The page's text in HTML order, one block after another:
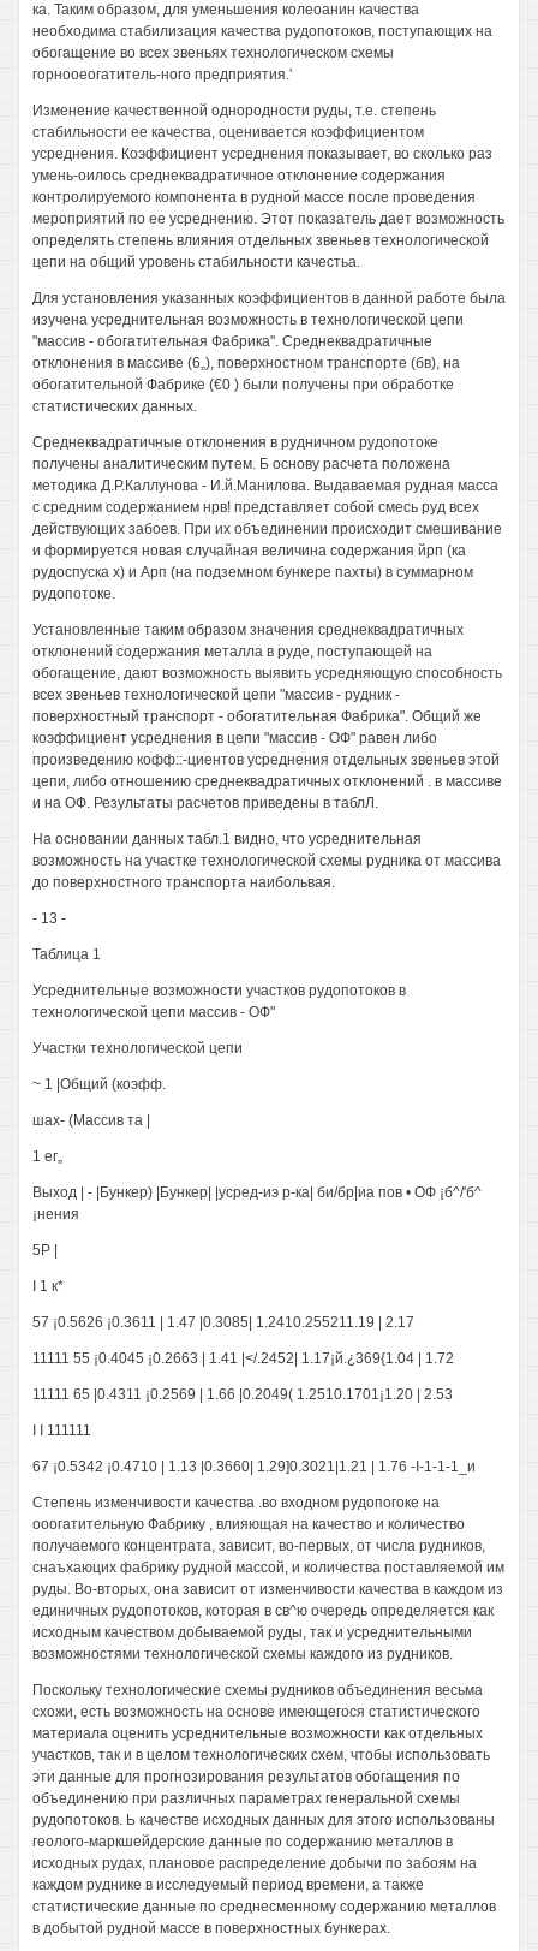
ка. Таким образом, для уменьшения колеоанин качества
необходима стабилизация качества рудопотоков, поступающих на
обогащение во всех звеньях технологическом схемы
горнооеогатитель-ного предприятия.'
Изменение качественной однородности руды, т.е. степень
стабильности ее качества, оценивается коэффициентом
усреднения. Коэффициент усреднения показывает, во сколько раз
умень-оилось среднеквадратичное отклонение содержания
контролируемого компонента в рудной массе после проведения
мероприятий по ее усреднению. Этот показатель дает возможность
определять степень влияния отдельных звеньев технологической
цепи на общий уровень стабильности качестьа.
Для установления указанных коэффициентов в данной работе была
изучена усреднительная возможность в технологической цепи
"массив - обогатительная Фабрика". Среднеквадратичные
отклонения в массиве (6„), поверхностном транспорте (бв), на
обогатительной Фабрике (€0 ) были получены при обработке
статистических данных.
Среднеквадратичные отклонения в рудничном рудопотоке
получены аналитическим путем. Б основу расчета положена
методика Д.Р.Каллунова - И.й.Манилова. Выдаваемая рудная масса
с средним содержанием нрв! представляет собой смесь руд всех
действующих забоев. При их объединении происходит смешивание
и формируется новая случайная величина содержания йрп (ка
рудоспуска х) и Арп (на подземном бункере пахты) в суммарном
рудопотоке.
Установленные таким образом значения среднеквадратичных
отклонений содержания металла в руде, поступающей на
обогащение, дают возможность выявить усредняющую способность
всех звеньев технологической цепи "массив - рудник -
поверхностный транспорт - обогатительная Фабрика". Общий же
коэффициент усреднения в цепи "массив - ОФ" равен либо
произведению кофф::-циентов усреднения отдельных звеньев этой
цепи, либо отношению среднеквадратичных отклонений . в массиве
и на ОФ. Результаты расчетов приведены в таблЛ.
На основании данных табл.1 видно, что усреднительная
возможность на участке технологической схемы рудника от массива
до поверхностного транспорта наибольвая.
- 13 -
Таблица 1
Усреднительные возможности участков рудопотоков в
технологической цепи массив - ОФ"
Участки технологической цепи
~ 1 |Общий (коэфф.
шах- (Массив та |
1 ег„
Выход | - |Бункер) |Бункер| |усред-иэ р-ка| би/бр|иа пов • ОФ ¡б^/'б^
¡нения
5Р |
I 1 к*
57 ¡0.5626 ¡0.3611 | 1.47 |0.3085| 1.2410.255211.19 | 2.17
11111 55 ¡0.4045 ¡0.2663 | 1.41 |</.2452| 1.17¡й.¿369{1.04 | 1.72
11111 65 |0.4311 ¡0.2569 | 1.66 |0.2049( 1.2510.1701¡1.20 | 2.53
I I 111111
67 ¡0.5342 ¡0.4710 | 1.13 |0.3660| 1.29]0.3021|1.21 | 1.76 -I-1-1-1_и
Степень изменчивости качества .во входном рудопогоке на
ооогатительную Фабрику , влияющая на качество и количество
получаемого концентрата, зависит, во-первых, от числа рудников,
снаъхаюцих фабрику рудной массой, и количества поставляемой им
руды. Во-вторых, она зависит от изменчивости качества в каждом из
единичных рудопотоков, которая в св^ю очередь определяется как
исходным качеством добываемой руды, так и усреднительными
возможностями технологической схемы каждого из рудников.
Поскольку технологические схемы рудников объединения весьма
схожи, есть возможность на основе имеющегося статистического
материала оценить усреднительные возможности как отдельных
участков, так и в целом технологических схем, чтобы использовать
эти данные для прогнозирования результатов обогащения по
объединению при различных параметрах генеральной схемы
рудопотоков. Ь качестве исходных данных для этого использованы
геолого-маркшейдерские данные по содержанию металлов в
исходных рудах, плановое распределение добычи по забоям на
каждом руднике в исследуемый период времени, а также
статистические данные по среднесменному содержанию металлов
в добытой рудной массе в поверхностных бункерах.